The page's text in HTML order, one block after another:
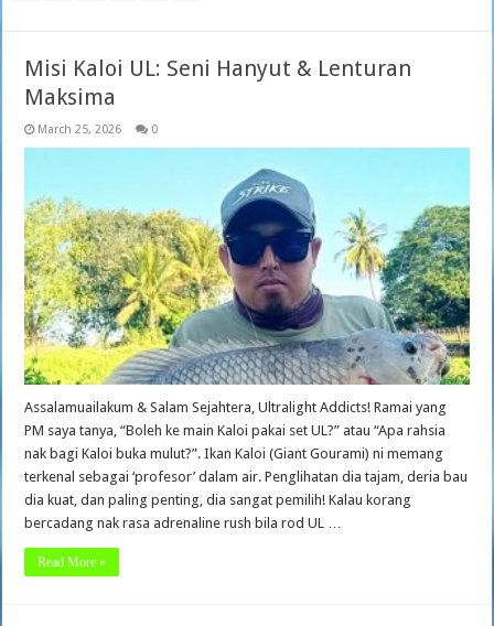
Misi Kaloi UL: Seni Hanyut & Lenturan
Maksima
March 25, 2026 0
Assalamuailakum & Salam Sejahtera, Ultralight Addicts! Ramai yang
PM saya tanya, “Boleh ke main Kaloi pakai set UL?” atau “Apa rahsia
nak bagi Kaloi buka mulut?”. Ikan Kaloi (Giant Gourami) ni memang
terkenal sebagai ‘profesor’ dalam air. Penglihatan dia tajam, deria bau
dia kuat, dan paling penting, dia sangat pemilih! Kalau korang
bercadang nak rasa adrenaline rush bila rod UL …
Read More »